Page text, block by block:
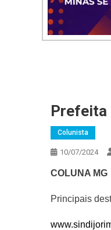
Prefeita
Colunista
10/07/2024
COLUNA MG
Principais